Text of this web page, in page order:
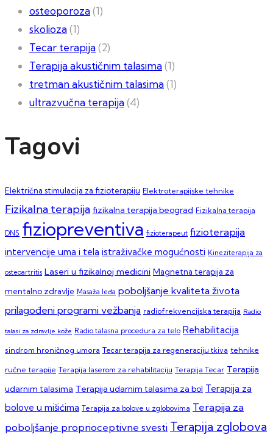
osteoporoza(1)
skolioza(1)
Tecar terapija(2)
Terapija akustičnim talasima(1)
tretman akustičnim talasima(1)
ultrazvučna terapija(4)
Tagovi
Električna stimulacija za fizioterapiju Elektroterapijske tehnike
Fizikalna terapija fizikalna terapija beograd Fizikalna terapija
DNS fiziopreventiva fizioterapeut fizioterapija
intervencije uma i tela istraživačke mogućnosti Kineziterapija za
osteoartritis Laseri u fizikalnoj medicini Magnetna terapija za
mentalno zdravlje Masaža leđa poboljšanje kvaliteta života
prilagođeni programi vežbanja radiofrekvencijska terapija Radio
talasi za zdravlje kože Radio talasna procedura za telo Rehabilitacija
sindrom hroničnog umora Tecar terapija za regeneraciju tkiva tehnike
ručne terapije Terapija laserom za rehabilitaciju Terapija Tecar Terapija
udarnim talasima Terapija udarnim talasima za bol Terapija za
bolove u mišićima Terapija za bolove u zglobovima Terapija za
poboljšanje proprioceptivne svesti Terapija zglobova